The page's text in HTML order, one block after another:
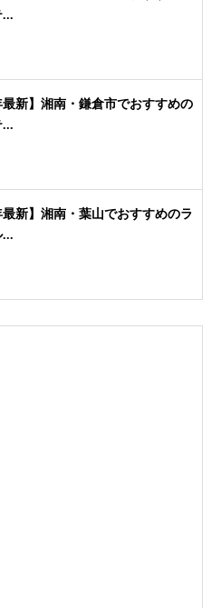
...
最新】湘南・鎌倉市でおすすめの
...
最新】湘南・葉山でおすすめのラ
...